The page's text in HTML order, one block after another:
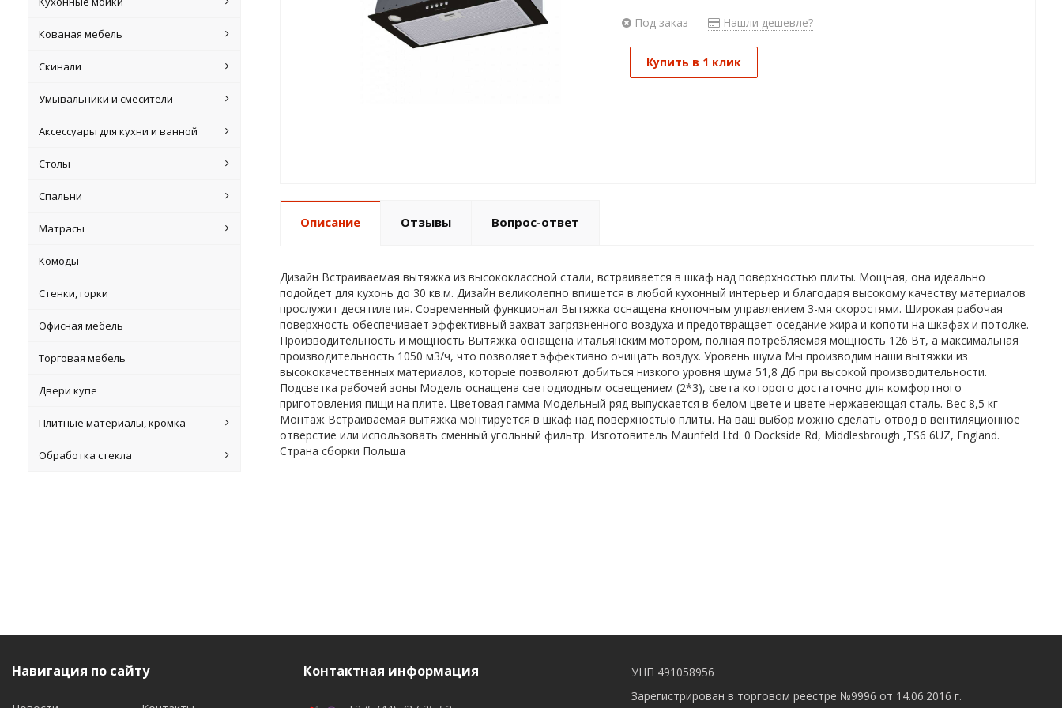
Кованая мебель
Скинали
Умывальники и смесители
Аксессуары для кухни и ванной
Столы
Спальни
Матрасы
Комоды
Стенки, горки
Офисная мебель
Торговая мебель
Двери купе
Плитные материалы, кромка
Обработка стекла
Под заказ Нашли дешевле?
Купить в 1 клик
Описание Отзывы Вопрос-ответ
Дизайн Встраиваемая вытяжка из высококлассной стали, встраивается в шкаф над поверхностью плиты. Мощная, она идеально
подойдет для кухонь до 30 кв.м. Дизайн великолепно впишется в любой кухонный интерьер и благодаря высокому качеству материалов
прослужит десятилетия. Современный функционал Вытяжка оснащена кнопочным управлением 3-мя скоростями. Широкая рабочая
поверхность обеспечивает эффективный захват загрязненного воздуха и предотвращает оседание жира и копоти на шкафах и потолке.
Производительность и мощность Вытяжка оснащена итальянским мотором, полная потребляемая мощность 126 Вт, а максимальная
производительность 1050 м3/ч, что позволяет эффективно очищать воздух. Уровень шума Мы производим наши вытяжки из
высококачественных материалов, которые позволяют добиться низкого уровня шума 51,8 Дб при высокой производительности.
Подсветка рабочей зоны Модель оснащена светодиодным освещением (2*3), света которого достаточно для комфортного
приготовления пищи на плите. Цветовая гамма Модельный ряд выпускается в белом цвете и цвете нержавеющая сталь. Вес 8,5 кг
Монтаж Встраиваемая вытяжка монтируется в шкаф над поверхностью плиты. На ваш выбор можно сделать отвод в вентиляционное
отверстие или использовать сменный угольный фильтр. Изготовитель Maunfeld Ltd. 0 Dockside Rd, Middlesbrough ,TS6 6UZ, England.
Страна сборки Польша
УНП 491058956
Зарегистрирован в торговом реестре №9996 от 14.06.2016 г.
Навигация по сайту Контактная информация